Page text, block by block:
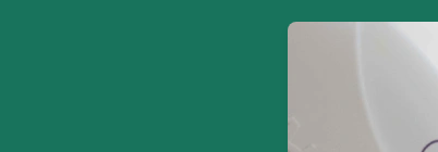
in för att se